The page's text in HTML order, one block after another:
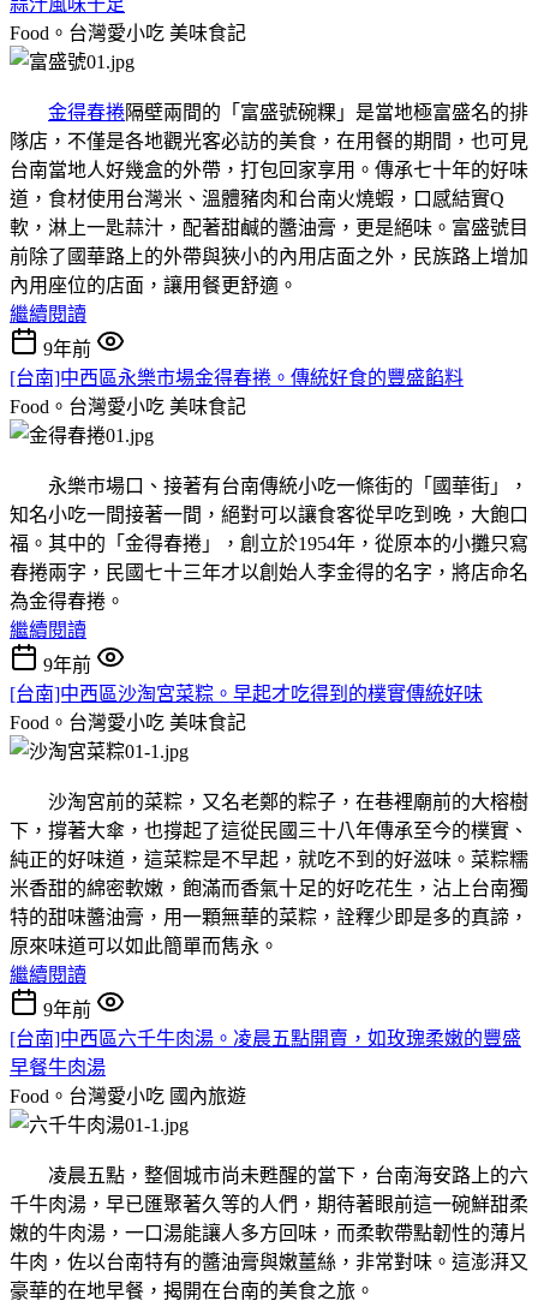
Food。台灣愛小吃 美味食記
金得春捲隔壁兩間的「富盛號碗粿」是當地極富盛名的排
隊店，不僅是各地觀光客必訪的美食，在用餐的期間，也可見
台南當地人好幾盒的外帶，打包回家享用。傳承七十年的好味
道，食材使用台灣米、溫體豬肉和台南火燒蝦，口感結實Q
軟，淋上一匙蒜汁，配著甜鹹的醬油膏，更是絕味。富盛號目
前除了國華路上的外帶與狹小的內用店面之外，民族路上增加
內用座位的店面，讓用餐更舒適。
繼續閱讀
9年前
[台南]中西區永樂市場金得春捲。傳統好食的豐盛餡料
Food。台灣愛小吃 美味食記
永樂市場口、接著有台南傳統小吃一條街的「國華街」，
知名小吃一間接著一間，絕對可以讓食客從早吃到晚，大飽口
福。其中的「金得春捲」，創立於1954年，從原本的小攤只寫
春捲兩字，民國七十三年才以創始人李金得的名字，將店命名
為金得春捲。
繼續閱讀
9年前
[台南]中西區沙淘宮菜粽。早起才吃得到的樸實傳統好味
Food。台灣愛小吃 美味食記
沙淘宮前的菜粽，又名老鄭的粽子，在巷裡廟前的大榕樹
下，撐著大傘，也撐起了這從民國三十八年傳承至今的樸實、
純正的好味道，這菜粽是不早起，就吃不到的好滋味。菜粽糯
米香甜的綿密軟嫩，飽滿而香氣十足的好吃花生，沾上台南獨
特的甜味醬油膏，用一顆無華的菜粽，詮釋少即是多的真諦，
原來味道可以如此簡單而雋永。
繼續閱讀
9年前
[台南]中西區六千牛肉湯。凌晨五點開賣，如玫瑰柔嫩的豐盛
早餐牛肉湯
Food。台灣愛小吃 國內旅遊
凌晨五點，整個城市尚未甦醒的當下，台南海安路上的六
千牛肉湯，早已匯聚著久等的人們，期待著眼前這一碗鮮甜柔
嫩的牛肉湯，一口湯能讓人多方回味，而柔軟帶點韌性的薄片
牛肉，佐以台南特有的醬油膏與嫩薑絲，非常對味。這澎湃又
豪華的在地早餐，揭開在台南的美食之旅。